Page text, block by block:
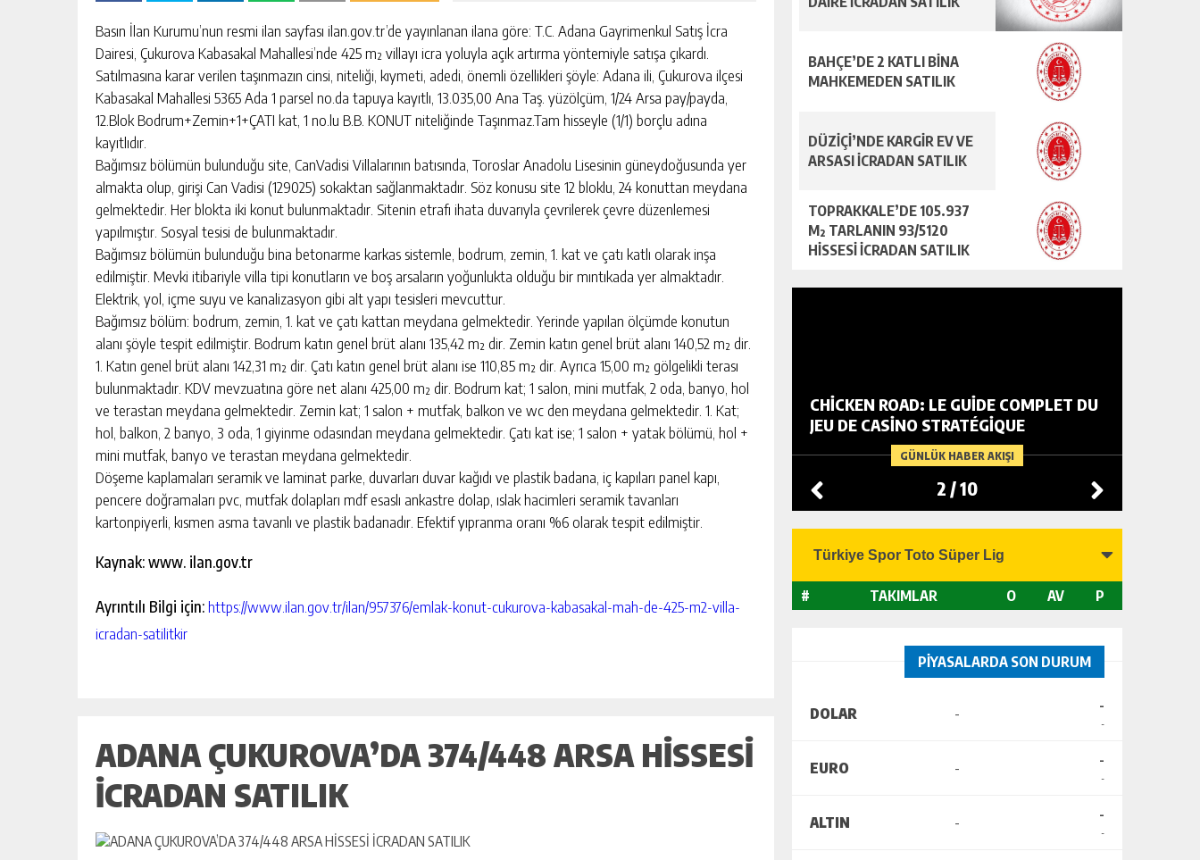
Basın İlan Kurumu’nun resmi ilan sayfası ilan.gov.tr’de yayınlanan ilana göre: T.C. Adana Gayrimenkul Satış İcra
Dairesi, Çukurova Kabasakal Mahallesi’nde 425 m² villayı icra yoluyla açık artırma yöntemiyle satışa çıkardı.
Satılmasına karar verilen taşınmazın cinsi, niteliği, kıymeti, adedi, önemli özellikleri şöyle: Adana ili, Çukurova ilçesi
Kabasakal Mahallesi 5365 Ada 1 parsel no.da tapuya kayıtlı, 13.035,00 Ana Taş. yüzölçüm, 1/24 Arsa pay/payda,
12.Blok Bodrum+Zemin+1+ÇATI kat, 1 no.lu B.B. KONUT niteliğinde Taşınmaz.Tam hisseyle (1/1) borçlu adına
kayıtlıdır.
Bağımsız bölümün bulunduğu site, CanVadisi Villalarının batısında, Toroslar Anadolu Lisesinin güneydoğusunda yer
almakta olup, girişi Can Vadisi (129025) sokaktan sağlanmaktadır. Söz konusu site 12 bloklu, 24 konuttan meydana
gelmektedir. Her blokta iki konut bulunmaktadır. Sitenin etrafı ihata duvarıyla çevrilerek çevre düzenlemesi
yapılmıştır. Sosyal tesisi de bulunmaktadır.
Bağımsız bölümün bulunduğu bina betonarme karkas sistemle, bodrum, zemin, 1. kat ve çatı katlı olarak inşa
edilmiştir. Mevki itibariyle villa tipi konutların ve boş arsaların yoğunlukta olduğu bir mıntıkada yer almaktadır.
Elektrik, yol, içme suyu ve kanalizasyon gibi alt yapı tesisleri mevcuttur.
Bağımsız bölüm: bodrum, zemin, 1. kat ve çatı kattan meydana gelmektedir. Yerinde yapılan ölçümde konutun
alanı şöyle tespit edilmiştir. Bodrum katın genel brüt alanı 135,42 m² dir. Zemin katın genel brüt alanı 140,52 m² dir.
1. Katın genel brüt alanı 142,31 m² dir. Çatı katın genel brüt alanı ise 110,85 m² dir. Ayrıca 15,00 m² gölgelikli terası
bulunmaktadır. KDV mevzuatına göre net alanı 425,00 m² dir. Bodrum kat; 1 salon, mini mutfak, 2 oda, banyo, hol
ve terastan meydana gelmektedir. Zemin kat; 1 salon + mutfak, balkon ve wc den meydana gelmektedir. 1. Kat;
hol, balkon, 2 banyo, 3 oda, 1 giyinme odasından meydana gelmektedir. Çatı kat ise; 1 salon + yatak bölümü, hol +
mini mutfak, banyo ve terastan meydana gelmektedir.
Döşeme kaplamaları seramik ve laminat parke, duvarları duvar kağıdı ve plastik badana, iç kapıları panel kapı,
pencere doğramaları pvc, mutfak dolapları mdf esaslı ankastre dolap, ıslak hacimleri seramik tavanları
kartonpiyerli, kısmen asma tavanlı ve plastik badanadır. Efektif yıpranma oranı %6 olarak tespit edilmiştir.
Kaynak: www. ilan.gov.tr
Ayrıntılı Bilgi için:https://www.ilan.gov.tr/ilan/957376/emlak-konut-cukurova-kabasakal-mah-de-425-m2-villa-
icradan-satilitkir
ADANA ÇUKUROVA’DA 374/448 ARSA HİSSESİ
İCRADAN SATILIK
BAHÇE’DE 2 KATLI BİNA
MAHKEMEDEN SATILIK
DÜZİÇİ’NDE KARGİR EV VE
ARSASI İCRADAN SATILIK
TOPRAKKALE’DE 105.937
M² TARLANIN 93/5120
HİSSESİ İCRADAN SATILIK
GÜNLÜK HABER AKIŞI
BAHÇE’DE 2 KATLI BİNA MAHKEMEDEN
SATILIK
CHICKEN ROAD: LE MANUEL COMPLET
DU GAME DE CASINO TACTIQUE
GÜNLÜK HABER AKIŞI
CHICKEN ROAD: LE GUIDE COMPLET DU
JEU DE CASINO STRATÉGIQUE
2 /10
# TAKIMLAR O AV P
PİYASALARDA SON DURUM
DOLAR - -
-
EURO - -
-
ALTIN - -
-